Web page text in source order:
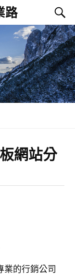
路
網站分
業的行銷公司